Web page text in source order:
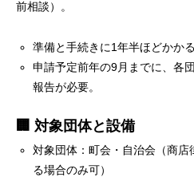
前相談）。
準備と手続きに1年半ほどかか
申請予定前年の9月までに、各
報告が必要。
🏢 対象団体と設備
対象団体：町会・自治会（商
る場合のみ可）